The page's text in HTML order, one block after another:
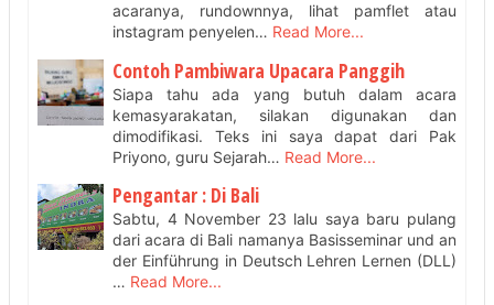
acaranya, rundownnya, lihat pamflet atau
instagram penyelen… Read More...
Contoh Pambiwara Upacara Panggih
Siapa tahu ada yang butuh dalam acara
kemasyarakatan, silakan digunakan dan
dimodifikasi. Teks ini saya dapat dari Pak
Priyono, guru Sejarah… Read More...
Pengantar : Di Bali
Sabtu, 4 November 23 lalu saya baru pulang
dari acara di Bali namanya Basisseminar und an
der Einführung in Deutsch Lehren Lernen (DLL)
… Read More...